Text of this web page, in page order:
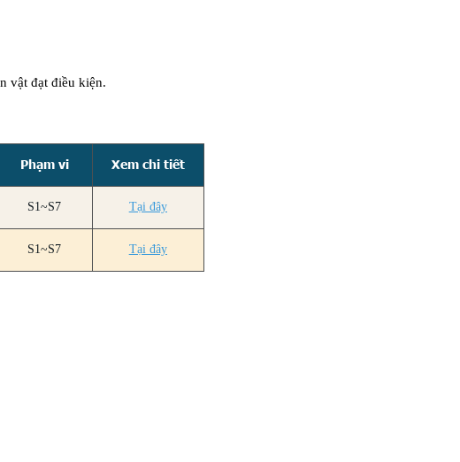
vật đạt điều kiện.
Phạm vi Xem chi tiết
S1~S7 Tại đây
S1~S7 Tại đây